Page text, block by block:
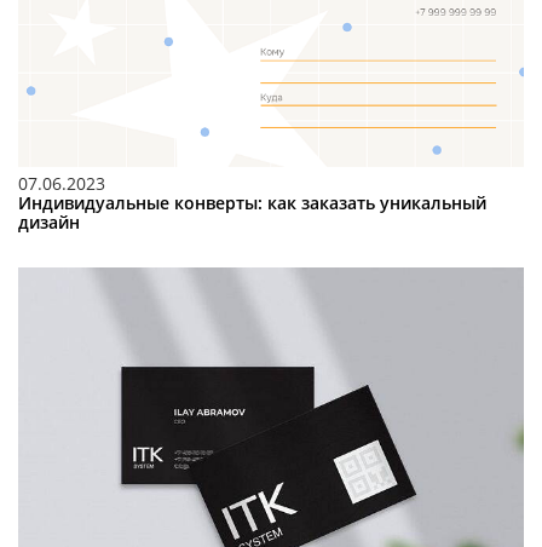
07.06.2023
Индивидуальные конверты: как заказать уникальный
дизайн